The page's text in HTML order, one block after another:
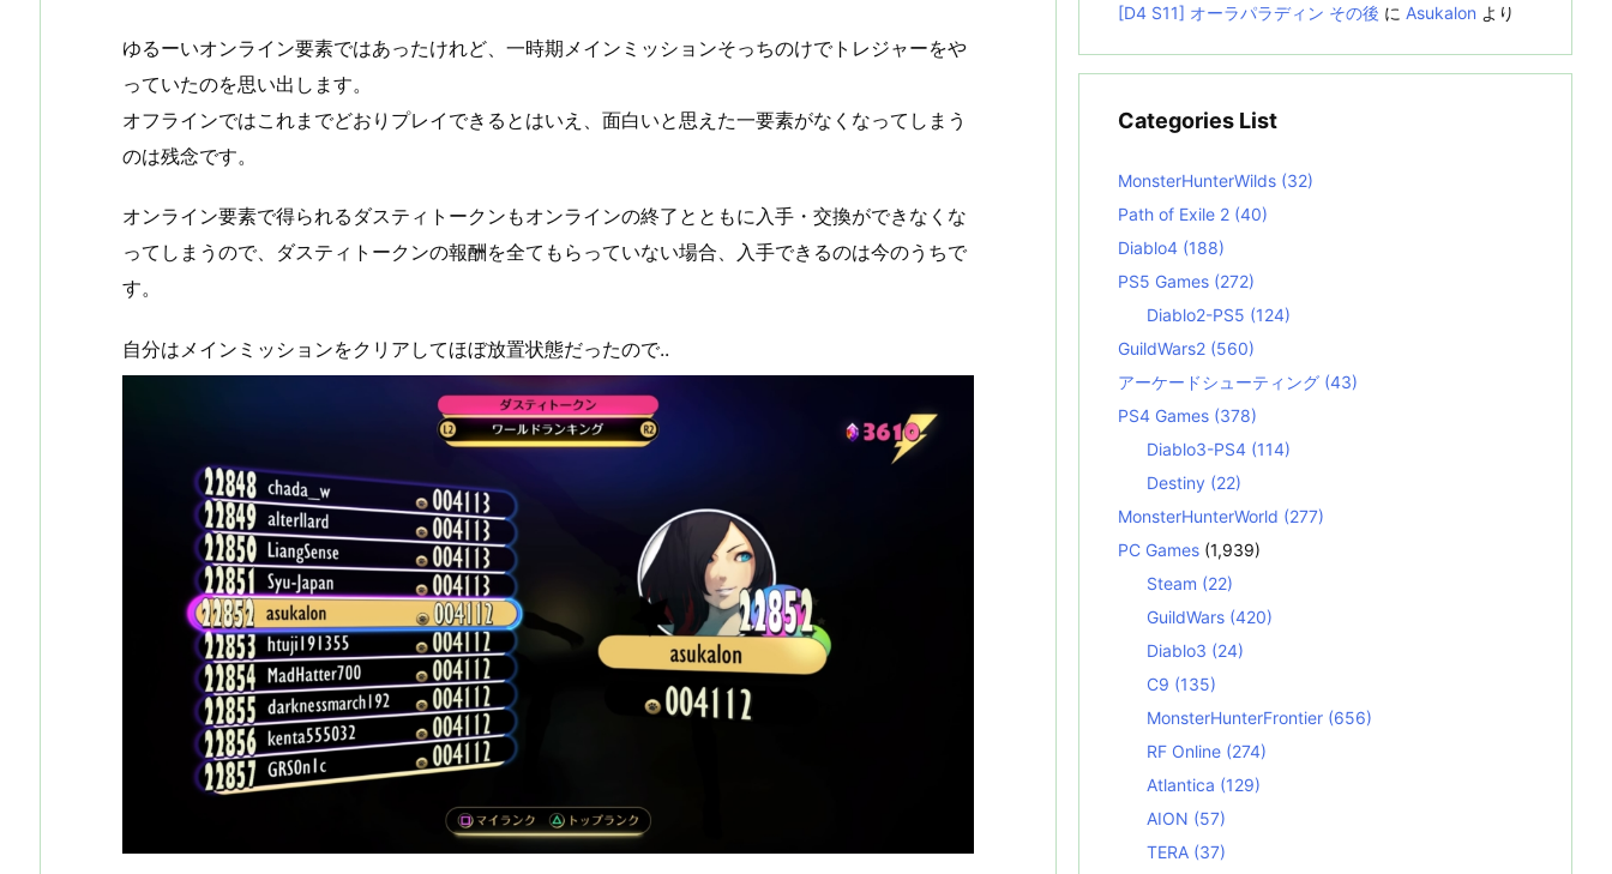
ゆるーいオンライン要素ではあったけれど、一時期メインミッションそっちのけでトレジャーをや
っていたのを思い出します。
オフラインではこれまでどおりプレイできるとはいえ、面白いと思えた一要素がなくなってしまう
のは残念です。
オンライン要素で得られるダスティトークンもオンラインの終了とともに入手・交換ができなくな
ってしまうので、ダスティトークンの報酬を全てもらっていない場合、入手できるのは今のうちで
す。
自分はメインミッションをクリアしてほぼ放置状態だったので..
[D4 S11] オーラパラディン その後 に Asukalon より
Categories List
MonsterHunterWilds (32)
Path of Exile 2 (40)
Diablo4 (188)
PS5 Games (272)
Diablo2-PS5 (124)
GuildWars2 (560)
アーケードシューティング (43)
PS4 Games (378)
Diablo3-PS4 (114)
Destiny (22)
MonsterHunterWorld (277)
PC Games (1,939)
Steam (22)
GuildWars (420)
Diablo3 (24)
C9 (135)
MonsterHunterFrontier (656)
RF Online (274)
Atlantica (129)
AION (57)
TERA (37)